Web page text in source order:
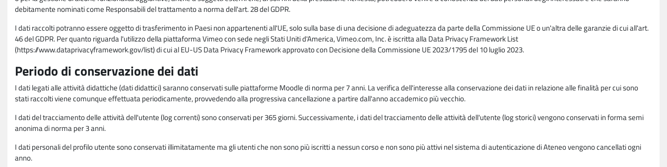
debitamente nominati come Responsabili del trattamento a norma dell'art. 28 del GDPR.
I dati raccolti potranno essere oggetto di trasferimento in Paesi non appartenenti all'UE, solo sulla base di una decisione di adeguatezza da parte della Commissione UE o un'altra delle garanzie di cui all'art.
46 del GDPR. Per quanto riguarda l'utilizzo della piattaforma Vimeo con sede negli Stati Uniti d'America, Vimeo.com, Inc. è iscritta alla Data Privacy Framework List
(https://www.dataprivacyframework.gov/list) di cui al EU-US Data Privacy Framework approvato con Decisione della Commissione UE 2023/1795 del 10 luglio 2023.
Periodo di conservazione dei dati
I dati legati alle attività didattiche (dati didattici) saranno conservati sulle piattaforme Moodle di norma per 7 anni. La verifica dell'interesse alla conservazione dei dati in relazione alle finalità per cui sono
stati raccolti viene comunque effettuata periodicamente, provvedendo alla progressiva cancellazione a partire dall'anno accademico più vecchio.
I dati del tracciamento delle attività dell'utente (log correnti) sono conservati per 365 giorni. Successivamente, i dati del tracciamento delle attività dell'utente (log storici) vengono conservati in forma semi
anonima di norma per 3 anni.
I dati personali del profilo utente sono conservati illimitatamente ma gli utenti che non sono più iscritti a nessun corso e non sono più attivi nel sistema di autenticazione di Ateneo vengono cancellati ogni
anno.